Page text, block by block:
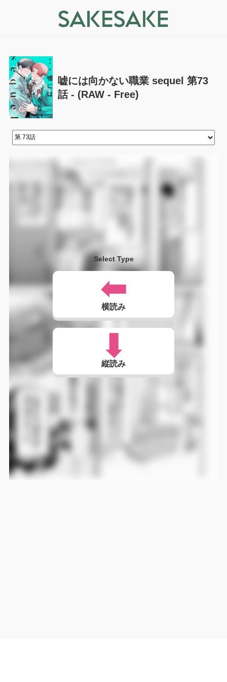
嘘には向かない職業 sequel 第73
話 - (RAW - Free)
Select Type
横読み
縦読み